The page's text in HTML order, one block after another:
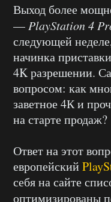
Выход более
—PlayStation4
следующей
начинка
4K разрешении.
вопросом: как
заветное 4К и
на старте продаж?
Ответ на этот
европейский
себя на сайте
оптимизированы